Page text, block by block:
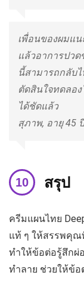
เพื่อนของผมแน
แล้วอาการปว
นี้สามารถกลับไ
ตัดสินใจทดลอ
ได้ชัดแล้ว
สุภาพ, อายุ 45 ปี
สรุป
ครีมแผนไทย
แท้ ๆ ให้สรรพคุณ
ทำให้ข้อต่อรู้สึกผ่
ทำลาย ช่วยให้ข้